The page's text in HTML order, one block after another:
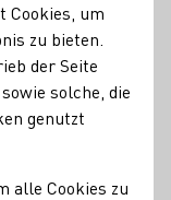
im
Cookies, um
zu bieten.
der Seite
solche, die
genutzt
alle Cookies zu